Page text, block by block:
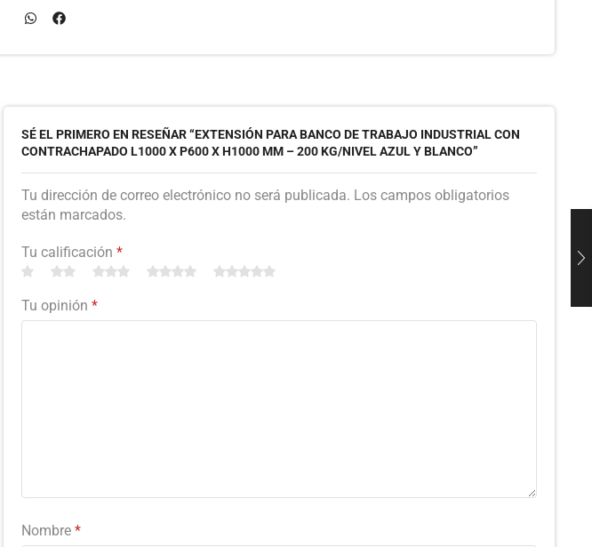
SÉ EL PRIMERO EN RESEÑAR “EXTENSIÓN PARA BANCO DE TRABAJO INDUSTRIAL CON
CONTRACHAPADO L1000 X P600 X H1000 MM – 200 KG/NIVEL AZUL Y BLANCO”
Tu dirección de correo electrónico no será publicada. Los campos obligatorios
están marcados.
Tu calificación *
Tu opinión *
Nombre *